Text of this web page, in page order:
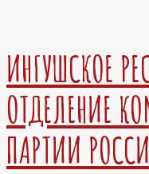
ИНГУШСКОЕ
ОТДЕЛЕНИЕ
ПАРТИИ